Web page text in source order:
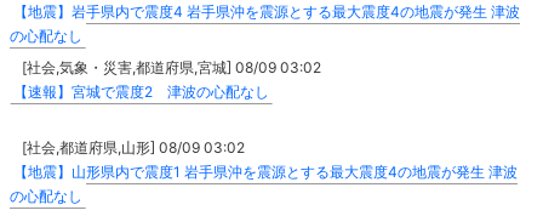
【地震】岩手県内で震度4 岩手県沖を震源とする最大震度4の地震が発生 津波
の心配なし
[社会,気象・災害,都道府県,宮城] 08/09 03:02
【速報】宮城で震度2 津波の心配なし
[社会,都道府県,山形] 08/09 03:02
【地震】山形県内で震度1 岩手県沖を震源とする最大震度4の地震が発生 津波
の心配なし